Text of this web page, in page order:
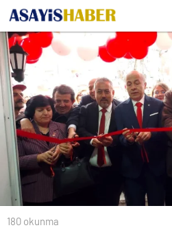
Ofisi Açıldı
180 okunma